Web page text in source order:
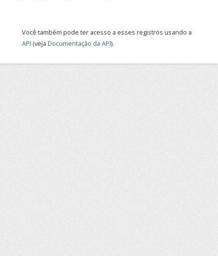
Você também pode ter acesso a esses registros usando a
API (veja Documentação da API).